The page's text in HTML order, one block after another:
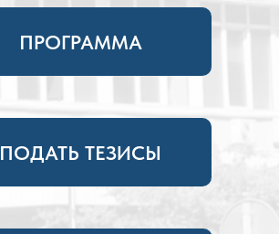
ПРОГРАММА
ПОДАТЬ ТЕЗИСЫ